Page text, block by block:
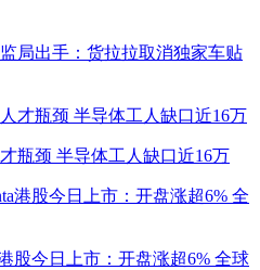
局出手：货拉拉取消独家车贴
瓶颈 半导体工人缺口近16万
股今日上市：开盘涨超6% 全球